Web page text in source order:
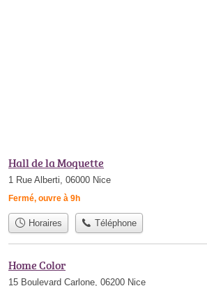
Hall de la Moquette
1 Rue Alberti, 06000 Nice
Fermé, ouvre à 9h
Horaires Téléphone
Home Color
15 Boulevard Carlone, 06200 Nice